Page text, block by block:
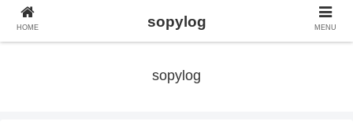
sopylog
HOME sopylog MENU